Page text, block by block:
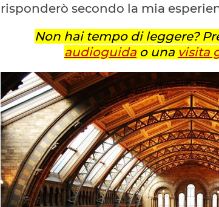
risponderò secondo la mia
Non hai tempo di leggere?
audioguidao una visita